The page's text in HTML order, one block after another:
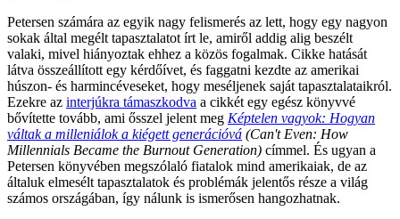
Petersen számára az egyik nagy felismerés az lett, hogy egy nagyon
sokak által megélt tapasztalatot írt le, amiről addig alig beszélt
valaki, mivel hiányoztak ehhez a közös fogalmak. Cikke hatását
látva összeállított egy kérdőívet, és faggatni kezdte az amerikai
húszon- és harmincéveseket, hogy meséljenek saját tapasztalataikról.
Ezekre az interjúkra támaszkodva a cikkét egy egész könyvvé
bővítette tovább, ami ősszel jelent meg Képtelen vagyok: Hogyan
váltak a milleniálok a kiégett generációvá (Can't Even: How
Millennials Became the Burnout Generation) címmel. És ugyan a
Petersen könyvében megszólaló fiatalok mind amerikaiak, de az
általuk elmesélt tapasztalatok és problémák jelentős része a világ
számos országában, így nálunk is ismerősen hangozhatnak.